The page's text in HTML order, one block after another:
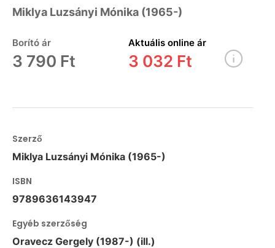
Miklya Luzsányi Mónika (1965-)
Borító ár
3 790 Ft
Aktuális online ár
3 032 Ft
Szerző
Miklya Luzsányi Mónika (1965-)
ISBN
9789636143947
Egyéb szerzőség
Oravecz Gergely (1987-) (ill.)